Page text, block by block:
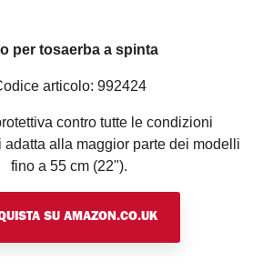
per tosaerba a spinta
articolo: 992424
contro tutte le condizioni
adatta alla maggior parte dei modelli
fino a 55 cm (22").
SU AMAZON.CO.UK